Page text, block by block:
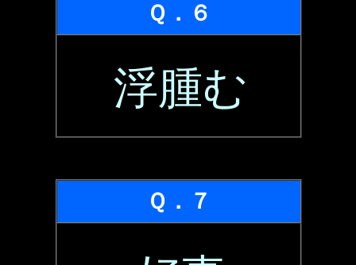
Ｑ．６
浮腫む
Ｑ．７